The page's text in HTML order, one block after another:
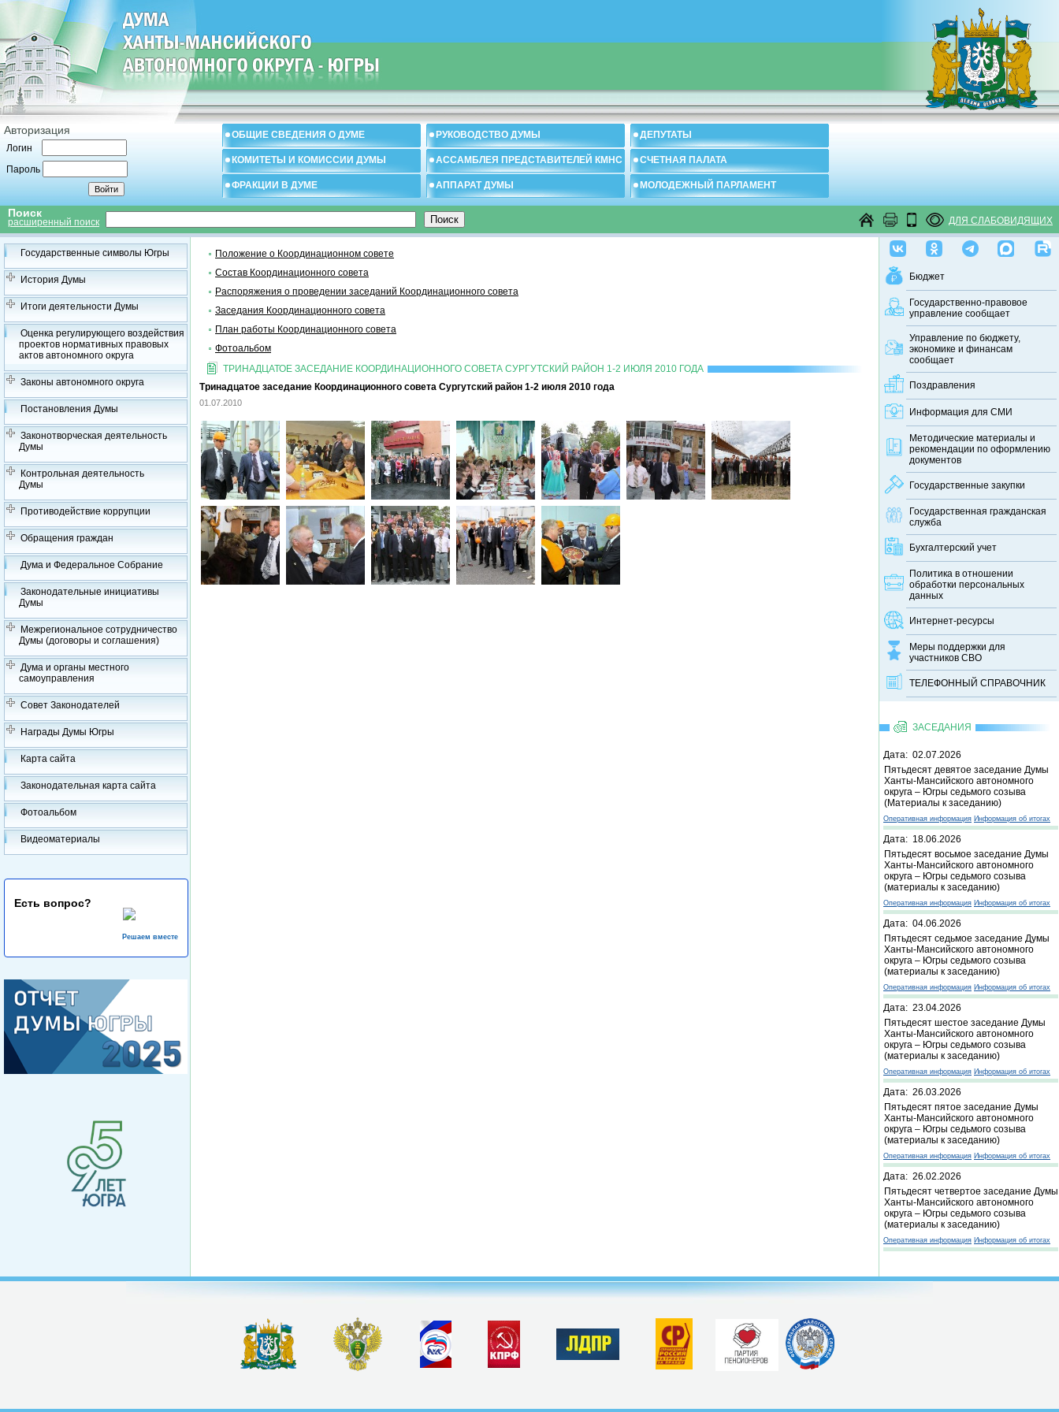
Авторизация
Логин
Пароль
ОБЩИЕ СВЕДЕНИЯ О ДУМЕ РУКОВОДСТВО ДУМЫ ДЕПУТАТЫ
КОМИТЕТЫ И КОМИССИИ ДУМЫ АССАМБЛЕЯ ПРЕДСТАВИТЕЛЕЙ КМНС СЧЕТНАЯ ПАЛАТА
ФРАКЦИИ В ДУМЕ АППАРАТ ДУМЫ МОЛОДЕЖНЫЙ ПАРЛАМЕНТ
Поиск
расширенный поиск ДЛЯ СЛАБОВИДЯЩИХ
Государственные символы Югры
История Думы
Итоги деятельности Думы
Оценка регулирующего воздействия
проектов нормативных правовых
актов автономного округа
Законы автономного округа
Постановления Думы
Законотворческая деятельность
Думы
Контрольная деятельность
Думы
Противодействие коррупции
Обращения граждан
Дума и Федеральное Собрание
Законодательные инициативы
Думы
Межрегиональное сотрудничество
Думы (договоры и соглашения)
Дума и органы местного
самоуправления
Совет Законодателей
Награды Думы Югры
Карта сайта
Законодательная карта сайта
Фотоальбом
Видеоматериалы
Есть вопрос?
Решаем вместе
Бюджет
Государственно-правовое
управление сообщает
Управление по бюджету,
экономике и финансам
сообщает
Поздравления
Информация для СМИ
Методические материалы и
рекомендации по оформлению
документов
Государственные закупки
Государственная гражданская
служба
Бухгалтерский учет
Политика в отношении
обработки персональных
данных
Интернет-ресурсы
Меры поддержки для
участников СВО
ТЕЛЕФОННЫЙ CПРАВОЧНИК
ЗАСЕДАНИЯ
Дата: 02.07.2026
Пятьдесят девятое заседание Думы
Ханты-Мансийского автономного
округа – Югры седьмого созыва
(Материалы к заседанию)
Оперативная информация Информация об итогах
Дата: 18.06.2026
Пятьдесят восьмое заседание Думы
Ханты-Мансийского автономного
округа – Югры седьмого созыва
(материалы к заседанию)
Оперативная информация Информация об итогах
Дата: 04.06.2026
Пятьдесят седьмое заседание Думы
Ханты-Мансийского автономного
округа – Югры седьмого созыва
(материалы к заседанию)
Оперативная информация Информация об итогах
Дата: 23.04.2026
Пятьдесят шестое заседание Думы
Ханты-Мансийского автономного
округа – Югры седьмого созыва
(материалы к заседанию)
Оперативная информация Информация об итогах
Дата: 26.03.2026
Пятьдесят пятое заседание Думы
Ханты-Мансийского автономного
округа – Югры седьмого созыва
(материалы к заседанию)
Оперативная информация Информация об итогах
Дата: 26.02.2026
Пятьдесят четвертое заседание Думы
Ханты-Мансийского автономного
округа – Югры седьмого созыва
(материалы к заседанию)
Оперативная информация Информация об итогах
Положение о Координационном совете
Состав Координационного совета
Распоряжения о проведении заседаний Координационного совета
Заседания Координационного cовета
План работы Координационного совета
Фотоальбом
ТРИНАДЦАТОЕ ЗАСЕДАНИЕ КООРДИНАЦИОННОГО СОВЕТА СУРГУТСКИЙ РАЙОН 1-2 ИЮЛЯ 2010 ГОДА
Тринадцатое заседание Координационного совета Сургутский район 1-2 июля 2010 года
01.07.2010